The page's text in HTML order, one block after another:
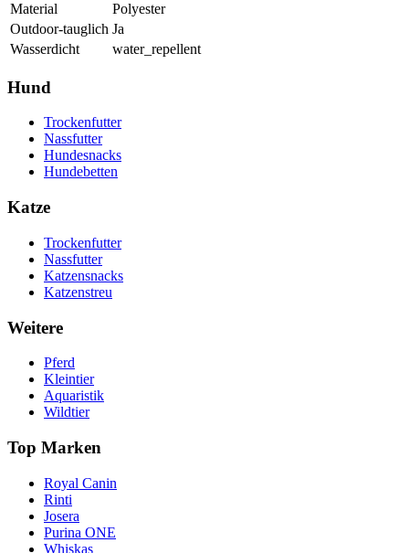
Material
Polyester
Outdoor-tauglich Ja
Wasserdicht
water_repellent
Hund
Trockenfutter
Nassfutter
Hundesnacks
Hundebetten
Katze
Trockenfutter
Nassfutter
Katzensnacks
Katzenstreu
Weitere
Pferd
Kleintier
Aquaristik
Wildtier
Top Marken
Royal Canin
Rinti
Josera
Purina ONE
Whiskas